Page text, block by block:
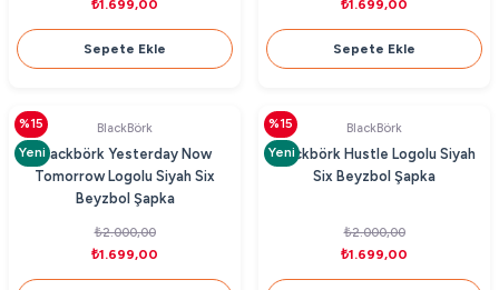
₺1.699,00
Sepete Ekle
₺1.699,00
Sepete Ekle
%15
Yeni
BlackBörk
Blackbörk Yesterday Now
Tomorrow Logolu Siyah Six
Beyzbol Şapka
₺2.000,00
₺1.699,00
%15
Yeni
BlackBörk
Blackbörk Hustle Logolu Siyah
Six Beyzbol Şapka
₺2.000,00
₺1.699,00